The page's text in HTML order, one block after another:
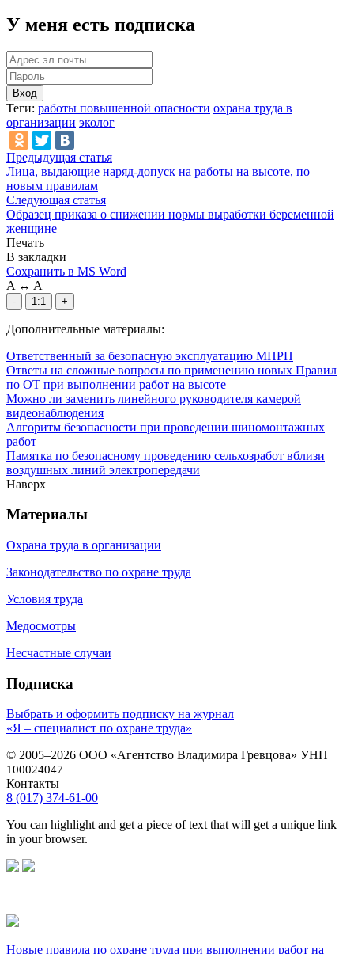
У меня есть подписка
Вход
Теги: работы повышенной опасности охрана труда в
организации эколог
Предыдущая статья
Лица, выдающие наряд-допуск на работы на высоте, по
новым правилам
Следующая статья
Образец приказа о снижении нормы выработки беременной
женщине
Печать
В закладки
Сохранить в MS Word
A ↔ A
- 1:1 +
Дополнительные материалы:
Ответственный за безопасную эксплуатацию МПРП
Ответы на сложные вопросы по применению новых Правил
по ОТ при выполнении работ на высоте
Можно ли заменить линейного руководителя камерой
видеонаблюдения
Алгоритм безопасности при проведении шиномонтажных
работ
Памятка по безопасному проведению сельхозработ вблизи
воздушных линий электропередачи
Наверх
Материалы
Охрана труда в организации
Законодательство по охране труда
Условия труда
Медосмотры
Несчастные случаи
Подписка
Выбрать и оформить подписку на журнал
«Я – специалист по охране труда»
© 2005–2026 ООО «Агентство Владимира Гревцова» УНП
100024047
Контакты
8 (017) 374-61-00
You can highlight and get a piece of text that will get a unique link
in your browser.
Новые правила по охране труда при выполнении работ на